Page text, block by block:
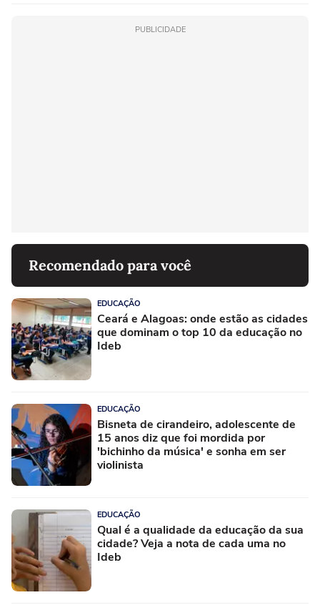
PUBLICIDADE
Recomendado para você
EDUCAÇÃO
Ceará e Alagoas: onde estão as cidades
que dominam o top 10 da educação no
Ideb
EDUCAÇÃO
Bisneta de cirandeiro, adolescente de
15 anos diz que foi mordida por
'bichinho da música' e sonha em ser
violinista
EDUCAÇÃO
Qual é a qualidade da educação da sua
cidade? Veja a nota de cada uma no
Ideb